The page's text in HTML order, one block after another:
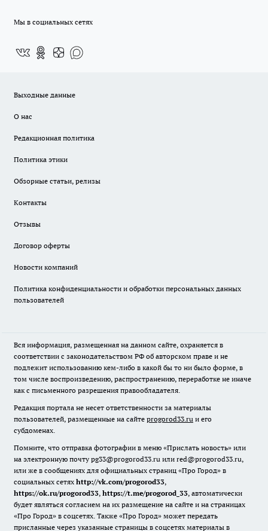
Мы в социальных сетях
Выходные данные
О нас
Редакционная политика
Политика этики
Обзорные статьи, релизы
Контакты
Отзывы
Договор оферты
Новости компаний
Политика конфиденциальности и обработки персональных данных
пользователей
Вся информация, размещенная на данном сайте, охраняется в
соответствии с законодательством РФ об авторском праве и не
подлежит использованию кем-либо в какой бы то ни было форме, в
том числе воспроизведению, распространению, переработке не иначе
как с письменного разрешения правообладателя.
Редакция портала не несет ответственности за материалы
пользователей, размещенные на сайте progorod33.ru и его
субдоменах.
Помните, что отправка фотографии в меню «Прислать новость» или
на электронную почту pg33@progorod33.ru или red@progorod33.ru,
или же в сообщениях для официальных страниц «Про Город» в
социальных сетях http://vk.com/progorod33,
https://ok.ru/progorod33, https://t.me/progorod_33, автоматически
будет являться согласием на их размещение на сайте и на страницах
«Про Город» в соцсетях. Также «Про Город» может передать
присланные через указанные страницы в соцсетях материалы в